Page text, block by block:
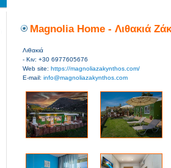
Magnolia Home - Λιθακιά
Λιθακιά
- Κιν: +30 6977605676
Web site: https://magnoliazakynthos.com/
E-mail: info@magnoliazakynthos.com